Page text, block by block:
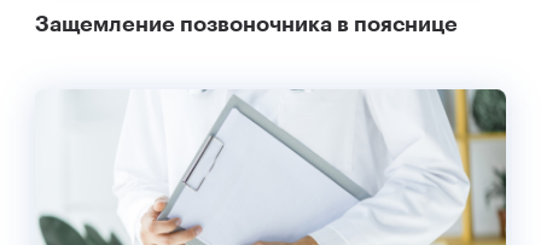
Защемление позвоночника в пояснице